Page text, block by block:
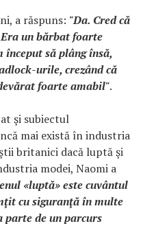
a răspuns: "Da. Cred că
un bărbat foarte
început să plâng însă,
urile, crezând că
foarte amabil".
şi subiectul
mai există în industria
britanici dacă luptă şi
modei, Naomi a
«luptă» este cuvântul
cu siguranţă în multe
parte de un parcurs